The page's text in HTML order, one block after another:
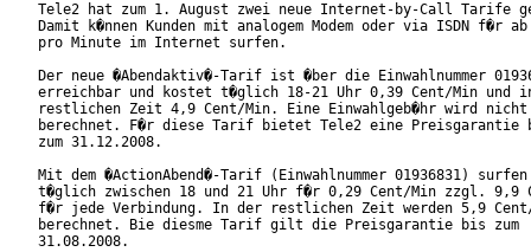
Tele2 hat zum 1. August zwei neue Internet-by-Call Tarife
Damit k�nnen Kunden mit analogem Modem oder via ISDN f�r
pro Minute im Internet surfen.
Der neue �Abendaktiv�-Tarif ist �ber die Einwahlnummer
erreichbar und kostet t�glich 18-21 Uhr 0,39 Cent/Min und
restlichen Zeit 4,9 Cent/Min. Eine Einwahlgeb�hr wird nicht
berechnet. F�r diese Tarif bietet Tele2 eine Preisgarantie
zum 31.12.2008.
Mit dem �ActionAbend�-Tarif (Einwahlnummer 01936831) surfen
t�glich zwischen 18 und 21 Uhr f�r 0,29 Cent/Min zzgl. 9,9
f�r jede Verbindung. In der restlichen Zeit werden 5,9
berechnet. Bie diesme Tarif gilt die Preisgarantie bis zum
31.08.2008.